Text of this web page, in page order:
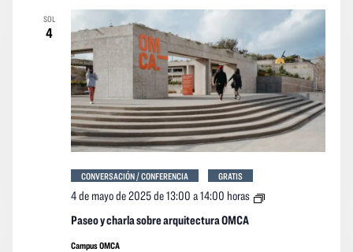
SOL
4
Paseo y charla sobre arquitectura OMCA
4 de mayo de 2025 de 13:00 a14:00 horas
Paseo
CONVERSACIÓN / CONFERENCIA GRATIS
Campus OMCA